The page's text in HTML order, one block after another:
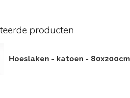
producten
Hoeslaken - katoen - 80x200cm